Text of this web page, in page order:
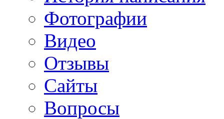
Фотографии
Видео
Отзывы
Сайты
Вопросы